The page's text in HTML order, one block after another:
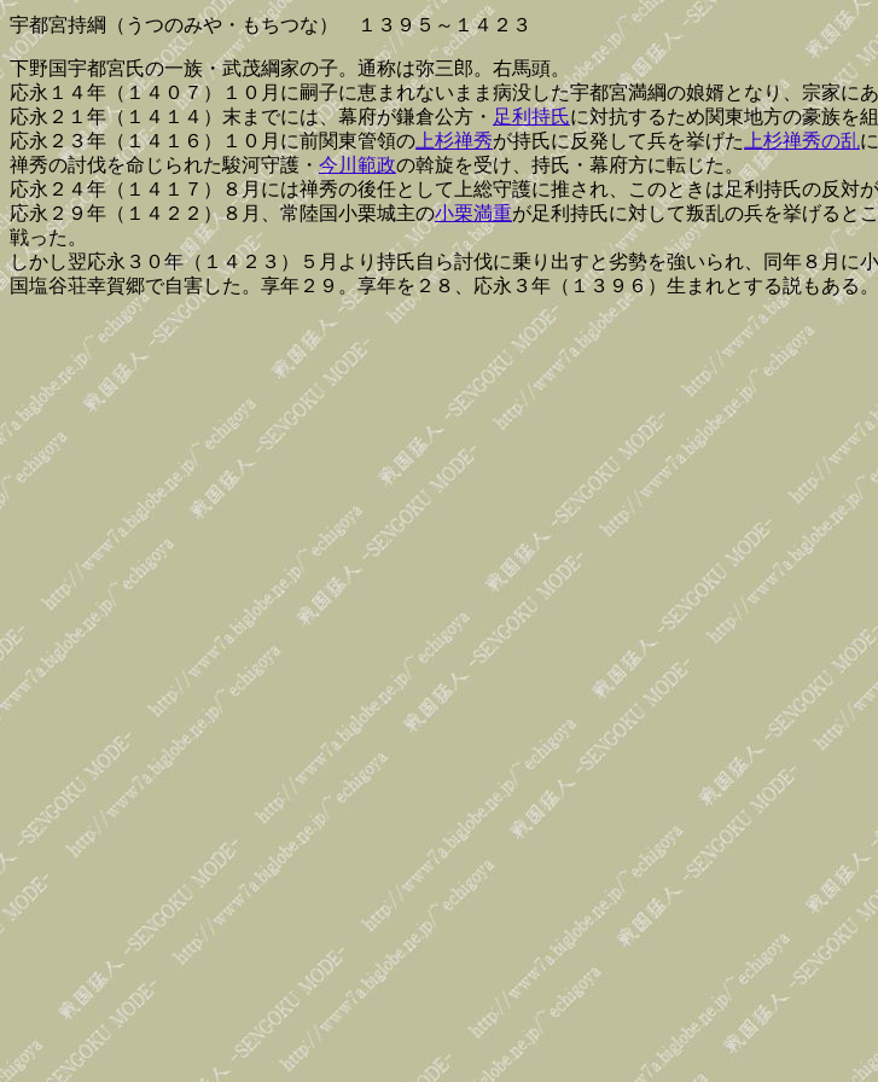
宇都宮持綱（うつのみや・もちつな） １３９５～１４２３
下野国宇都宮氏の一族・武茂綱家の子。通称は弥三郎。右馬頭。
応永１４年（１４０７）１０月に嗣子に恵まれないまま病没した宇都宮満綱の娘婿となり、宗家に
応永２１年（１４１４）末までには、幕府が鎌倉公方・ 足利持氏に対抗するため関東地方の豪族を
応永２３年（１４１６）１０月に前関東管領の 上杉禅秀が持氏に反発して兵を挙げた 上杉禅秀の乱
禅秀の討伐を命じられた駿河守護・ 今川範政の斡旋を受け、持氏・幕府方に転じた。
応永２４年（１４１７）８月には禅秀の後任として上総守護に推され、このときは足利持氏の反
応永２９年（１４２２）８月、常陸国小栗城主の小栗満重が足利持氏に対して叛乱の兵を挙げると
戦った。
しかし翌応永３０年（１４２３）５月より持氏自ら討伐に乗り出すと劣勢を強いられ、同年８月
国塩谷荘幸賀郷で自害した。享年２９。享年を２８、応永３年（１３９６）生まれとする説もある。